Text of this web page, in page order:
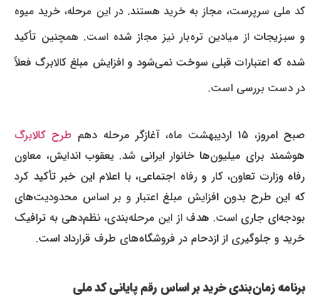
کد ملی سرپرست، مجاز به خرید هستند. در این مرحله، خرید میوه
و سبزیجات از میادین تره‌بار نیز مجاز شده است. همچنین تأکید
شده که اعتبارات قبلی سوخت نمی‌شود و افزایش مبلغ کالابرگ فعلاً
در دست بررسی است.
صبح امروز، ۱۵ اردیبهشت ماه، آغازگر مرحله دهم
طرح کالابرگ
هوشمند برای میلیون‌ها خانوار ایرانی شد. یعقوب اندایش، معاون
رفاه وزارت تعاون، کار و رفاه اجتماعی، با اعلام این خبر تأکید کرد
که این طرح بدون افزایش مبلغ اعتبار و بر اساس محدودیت‌های
بودجه‌ای جاری است. هدف از این مرحله‌بندی، نظم‌دهی به ترافیک
خرید و جلوگیری از ازدحام در فروشگاه‌های طرف قرارداد است.
برنامه زمان‌بندی خرید بر اساس رقم پایانی کد ملی